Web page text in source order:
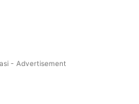
- Advertisement